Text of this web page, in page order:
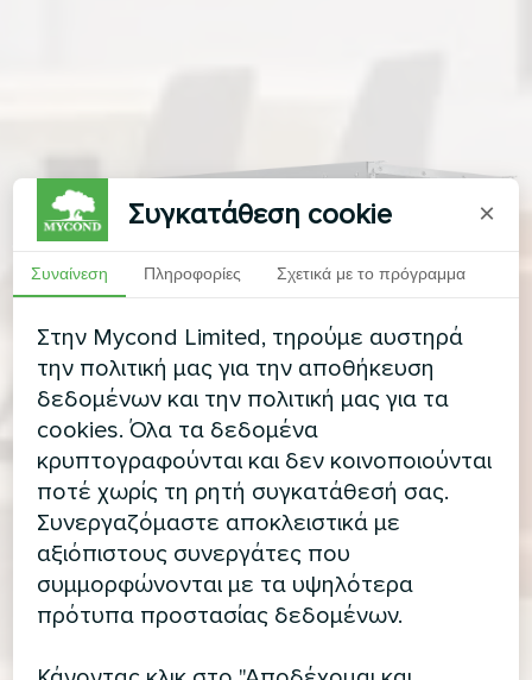
Συγκατάθεση cookie ×
Συναίνεση Πληροφορίες Σχετικά με το πρόγραμμα
Στην Mycond Limited, τηρούμε αυστηρά
την πολιτική μας για την αποθήκευση
δεδομένων και την πολιτική μας για τα
cookies. Όλα τα δεδομένα
κρυπτογραφούνται και δεν κοινοποιούνται
ποτέ χωρίς τη ρητή συγκατάθεσή σας.
Συνεργαζόμαστε αποκλειστικά με
αξιόπιστους συνεργάτες που
συμμορφώνονται με τα υψηλότερα
πρότυπα προστασίας δεδομένων.